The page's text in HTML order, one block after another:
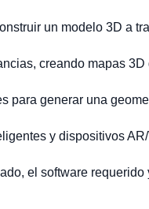
un modelo 3D a
creando mapas
para generar una
y dispositivos
el software requerido